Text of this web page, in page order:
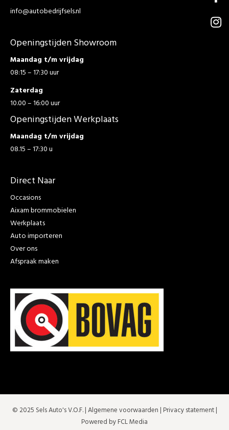
info@autobedrijfsels.nl
Openingstijden Showroom
Maandag t/m vrijdag
08:15 – 17:30 uur
Zaterdag
10.00 – 16:00 uur
Openingstijden Werkplaats
Maandag t/m vrijdag
08.15 – 17:30 u
Direct Naar
Occasions
Aixam brommobielen
Werkplaats
Auto importeren
Over ons
Afspraak maken
© 2025 Sels Auto's V.O.F. |Algemene voorwaarden | Privacy statement|
Powered by FCL Media